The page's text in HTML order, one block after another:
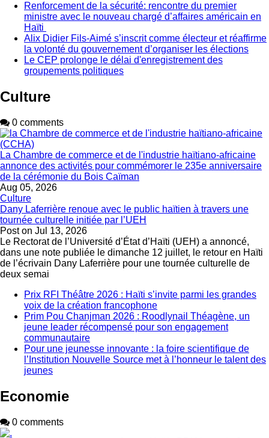
Renforcement de la sécurité: rencontre du premier
ministre avec le nouveau chargé d’affaires américain en
Haïti
Alix Didier Fils-Aimé s’inscrit comme électeur et réaffirme
la volonté du gouvernement d’organiser les élections
Le CEP prolonge le délai d'enregistrement des
groupements politiques
Culture
0 comments
La Chambre de commerce et de l'industrie haïtiano-africaine
annonce des activités pour commémorer le 235e anniversaire
de la cérémonie du Bois Caïman
Aug 05, 2026
Culture
Dany Laferrière renoue avec le public haïtien à travers une
tournée culturelle initiée par l’UEH
Post on Jul 13, 2026
Le Rectorat de l’Université d’État d’Haïti (UEH) a annoncé,
dans une note publiée le dimanche 12 juillet, le retour en Haïti
de l’écrivain Dany Laferrière pour une tournée culturelle de
deux semai
Prix RFI Théâtre 2026 : Haïti s’invite parmi les grandes
voix de la création francophone
Prim Pou Chanjman 2026 : Roodlynail Théagène, un
jeune leader récompensé pour son engagement
communautaire
Pour une jeunesse innovante : la foire scientifique de
l’Institution Nouvelle Source met à l’honneur le talent des
jeunes
Economie
0 comments